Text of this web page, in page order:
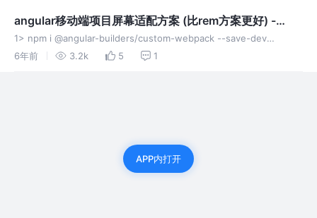
angular移动端项目屏幕适配方案 (比rem方案更好) -
postcss-px-to-viewport
1> npm i @angular-builders/custom-webpack --save-dev
(angular项目本身不允许配置，步骤 1 2为它添加自定义配置) 2>修改
6年前 3.2k 5 1
APP内打开